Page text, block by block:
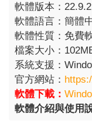
軟體版本：
軟體語言： 簡體
軟體性質： 免費
檔案大小：
系統支援：
官方網站：
軟體下載：
軟體介紹與使用